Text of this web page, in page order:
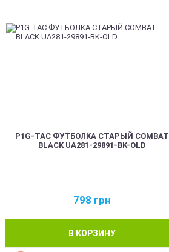
P1G-TAC ФУТБОЛКА СТАРЫЙ COMBAT
BLACK UA281-29891-BK-OLD
798 грн
В КОРЗИНУ